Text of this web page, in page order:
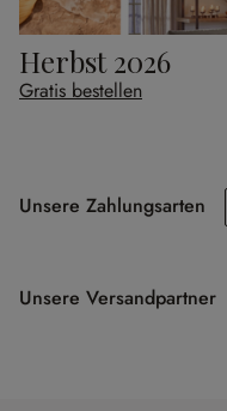
Herbst 2026
Gratis bestellen
Unsere Zahlungsarten
Unsere Versandpartner